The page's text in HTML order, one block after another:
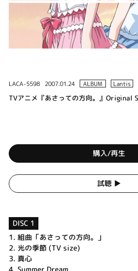
LACA-5598 2007.01.24 ALBUM Lantis
TVアニメ『あさっての方向。』Original
購入/再生
試聴 ▶︎
DISC 1
1. 組曲「あさっての方向。」
2. 光の季節 (TV size)
3. 真心